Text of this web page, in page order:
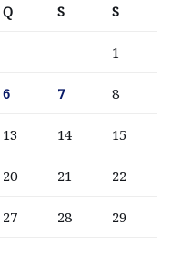
Q S S
1
6 7 8
13 14 15
20 21 22
27 28 29